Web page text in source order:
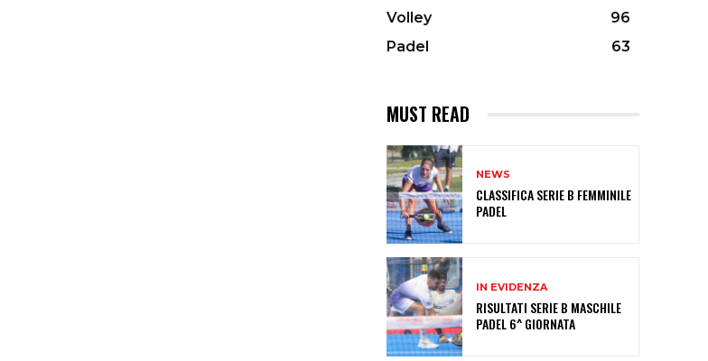
Volley
96
Padel
63
MUST READ
NEWS
CLASSIFICA SERIE B FEMMINILE
PADEL
IN EVIDENZA
RISULTATI SERIE B MASCHILE
PADEL 6^ GIORNATA